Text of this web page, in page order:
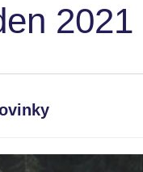
2021